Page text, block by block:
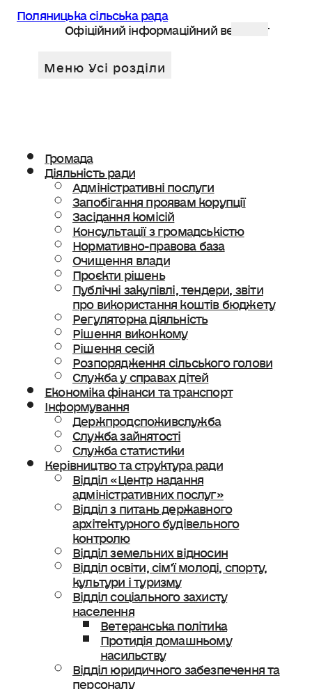
Поляницька сільська рада
Офіційний інформаційний веб сайт
Громада
Діяльність ради
Адміністративні послуги
Запобігання проявам корупції
Засідання комісій
Консультації з громадськістю
Нормативно-правова база
Очищення влади
Проєкти рішень
Публічні закупівлі, тендери, звіти
про використання коштів бюджету
Регуляторна діяльність
Рішення виконкому
Рішення сесій
Розпорядження сільського голови
Служба у справах дітей
Економіка фінанси та транспорт
Інформування
Держпродспоживслужба
Служба зайнятості
Служба статистики
Керівництво та структура ради
Відділ «Центр надання
адміністративних послуг»
Відділ з питань державного
архітектурного будівельного
контролю
Відділ земельних відносин
Відділ освіти, сімʼї молоді, спорту,
культури і туризму
Відділ соціального захисту
населення
Ветеранська політика
Протидія домашньому
насильству
Відділ юридичного забезпечення та
персоналу